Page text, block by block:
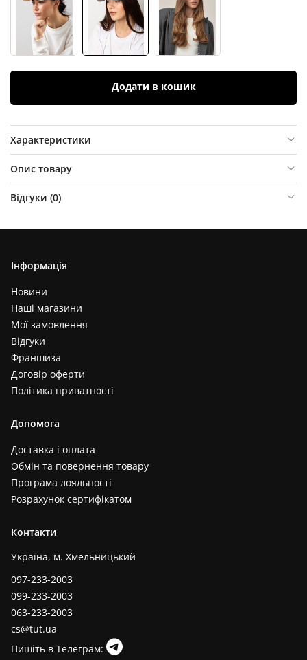
Додати в кошик
Характеристики
Опис товару
Відгуки (0)
Інформація
Новини
Наші магазини
Мої замовлення
Відгуки
Франшиза
Договір оферти
Політика приватності
Допомога
Доставка і оплата
Обмін та повернення товару
Програма лояльності
Розрахунок сертифікатом
Контакти
Україна, м. Хмельницький
097-233-2003
099-233-2003
063-233-2003
cs@tut.ua
Пишіть в Телеграм: